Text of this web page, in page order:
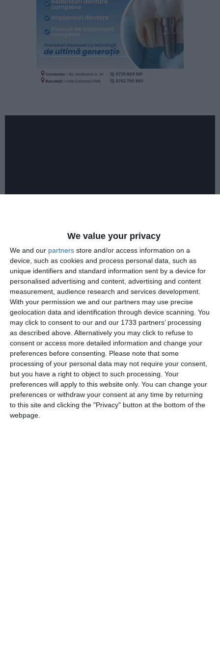
We value your privacy
We and our partners store and/or access information on a
device, such as cookies and process personal data, such as
unique identifiers and standard information sent by a device for
personalised advertising and content, advertising and content
measurement, audience research and services development.
With your permission we and our partners may use precise
geolocation data and identification through device scanning. You
may click to consent to our and our 1733 partners’ processing
as described above. Alternatively you may click to refuse to
consent or access more detailed information and change your
preferences before consenting.
Please note that some
processing of your personal data may not require your consent,
but you have a right to object to such processing. Your
preferences will apply to this website only. You can change your
preferences or withdraw your consent at any time by returning
to this site and clicking the "Privacy" button at the bottom of the
webpage.
Citește și:
Revelion 2025 în Piața Ovidiu, Constanța! Mandinga, cap
de afiș
Adaugă-ne ca sursă în Google